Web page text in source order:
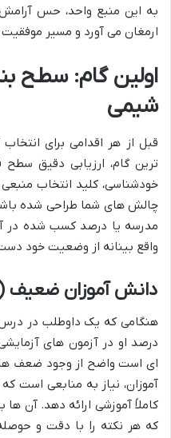
به این منبع واحد، حس آرامش
ارمغان می آورد و مسیر موفقیت
اولین گام: سطح
شیمی
قبل از هر اقدامی برای انتخاب
ترین گام، ارزیابی دقیق
خودشناسی، کلید انتخاب
چالش های شما طراحی شده
مدرسه یا درصد کسب شده در
واقع بینانه از وضعیت خود
دانش آموزان ضعیف
هنگامی که یک داوطلب در
ای است واضح از وجود ضعف
آموزان، نیاز به منابعی است
کاملاً آموزشی ارائه دهد. آن ها
که هر نکته را با دقت و